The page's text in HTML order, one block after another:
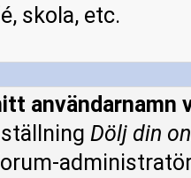
skola, etc.
användarnamn
Dölj din